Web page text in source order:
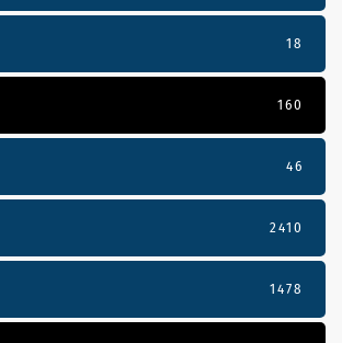
18
160
46
2410
1478